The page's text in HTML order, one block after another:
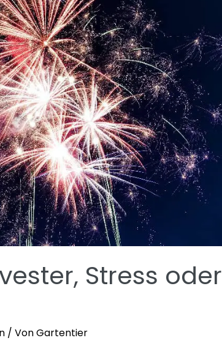
Stress oder
/ VonGartentier